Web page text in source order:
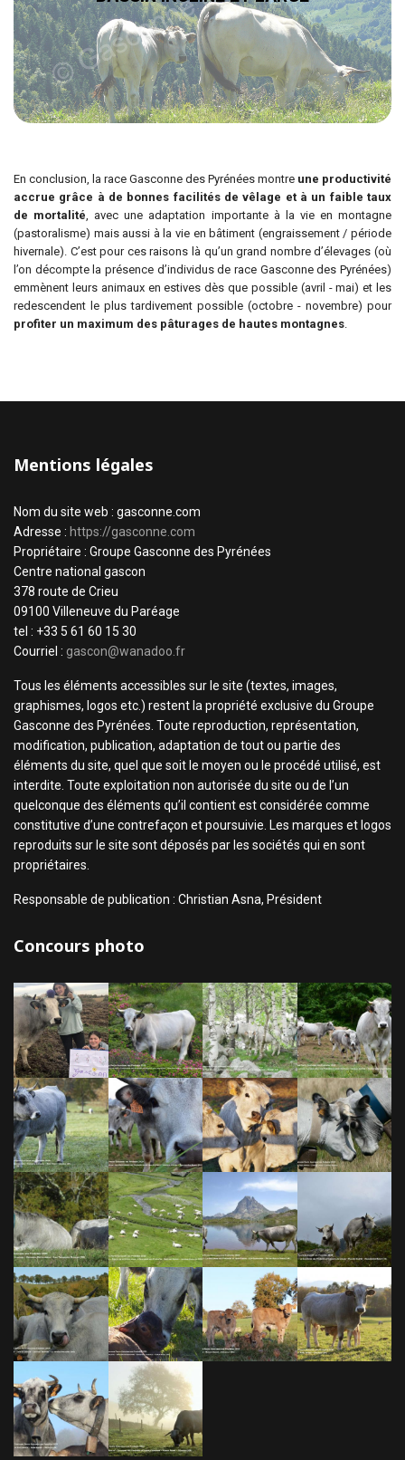
En conclusion, la race Gasconne des Pyrénées montre une productivité
accrue grâce à de bonnes facilités de vêlage et à un faible taux
de mortalité, avec une adaptation importante à la vie en montagne
(pastoralisme) mais aussi à la vie en bâtiment (engraissement / période
hivernale). C’est pour ces raisons là qu’un grand nombre d’élevages (où
l’on décompte la présence d’individus de race Gasconne des Pyrénées)
emmènent leurs animaux en estives dès que possible (avril - mai) et les
redescendent le plus tardivement possible (octobre - novembre) pour
profiter un maximum des pâturages de hautes montagnes.
Mentions légales
Nom du site web : gasconne.com
Adresse : https://gasconne.com
Propriétaire : Groupe Gasconne des Pyrénées
Centre national gascon
378 route de Crieu
09100 Villeneuve du Paréage
tel : +33 5 61 60 15 30
Courriel : gascon@wanadoo.fr
Tous les éléments accessibles sur le site (textes, images,
graphismes, logos etc.) restent la propriété exclusive du Groupe
Gasconne des Pyrénées. Toute reproduction, représentation,
modification, publication, adaptation de tout ou partie des
éléments du site, quel que soit le moyen ou le procédé utilisé, est
interdite. Toute exploitation non autorisée du site ou de l’un
quelconque des éléments qu’il contient est considérée comme
constitutive d’une contrefaçon et poursuivie. Les marques et logos
reproduits sur le site sont déposés par les sociétés qui en sont
propriétaires.
Responsable de publication : Christian Asna, Président
Concours photo